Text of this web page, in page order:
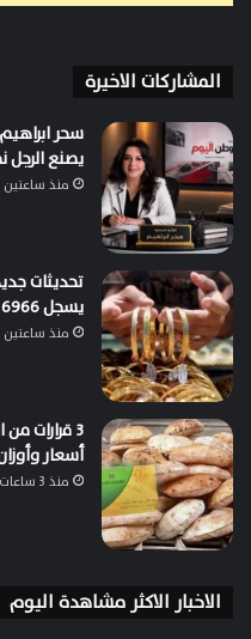
المشاركات الاخيرة
سحر
يصنع الرجل
منذ ساعتين
يسجل 6966 جنيهًا وسط ترقب الأسواق العالمية
منذ ساعتين
3 قرارات
أسعار
منذ 3 ساعات
الاخبار الاكثر مشاهدة اليوم